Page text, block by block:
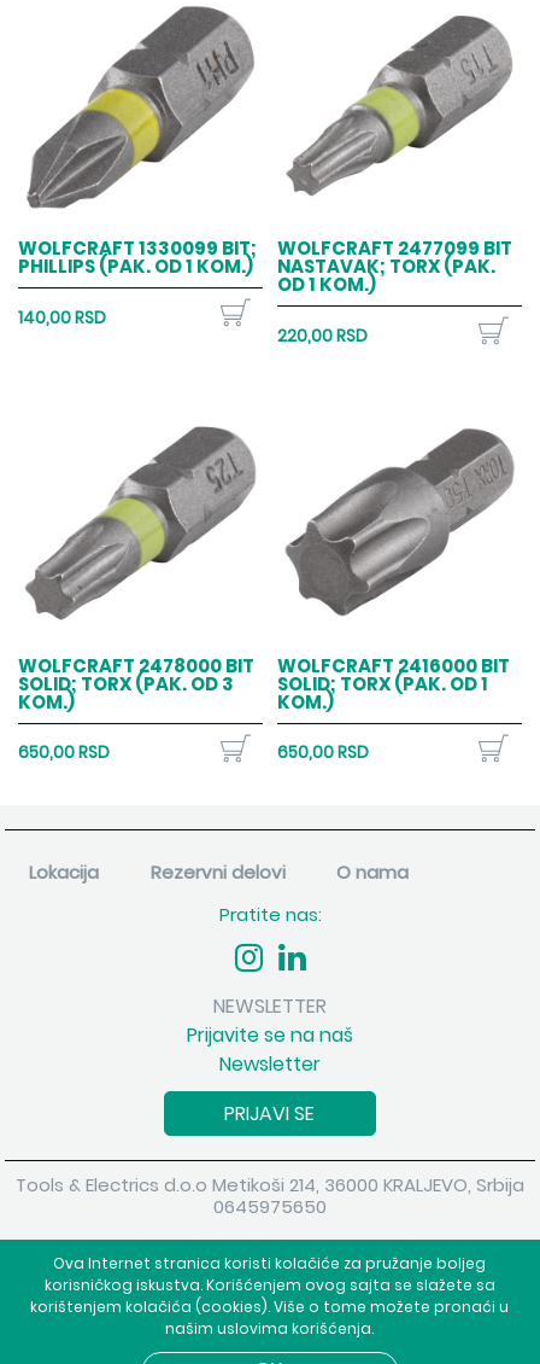
Ova Internet stranica koristi kolačiće za pružanje boljeg
korisničkog iskustva. Korišćenjem ovog sajta se slažete sa
korištenjem kolačića (cookies). Više o tome možete pronaći u
našim uslovima korišćenja.
WOLFCRAFT 1330099 BIT;
PHILLIPS (PAK. OD 1 KOM.)
140,00 RSD
WOLFCRAFT 2477099 BIT
NASTAVAK; TORX (PAK.
OD 1 KOM.)
220,00 RSD
WOLFCRAFT 2478000 BIT
SOLID; TORX (PAK. OD 3
KOM.)
650,00 RSD
WOLFCRAFT 2416000 BIT
SOLID; TORX (PAK. OD 1
KOM.)
650,00 RSD
Lokacija Rezervni delovi
O nama
Pratite nas:
NEWSLETTER
Prijavite se na naš
Newsletter
PRIJAVI SE
Tools & Electrics d.o.o Metikoši 214, 36000 KRALJEVO, Srbija
0645975650
Powered byshopen.com